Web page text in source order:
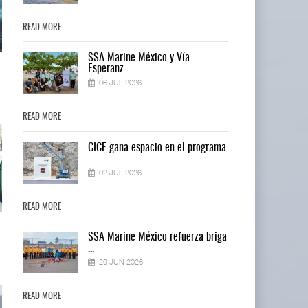
AMANAC, treinta y nueve años
navegando el cam ...
05 AGO 2026
portuario y servici ...
05 AGO 2026
portuario y servici ...
READ MORE
SSA Marine México y Vía
Esperanz ...
06 JUL 2026
READ MORE
CICE gana espacio en el programa
02 JUL 2026
READ MORE
SSA Marine México refuerza briga
...
29 JUN 2026
READ MORE